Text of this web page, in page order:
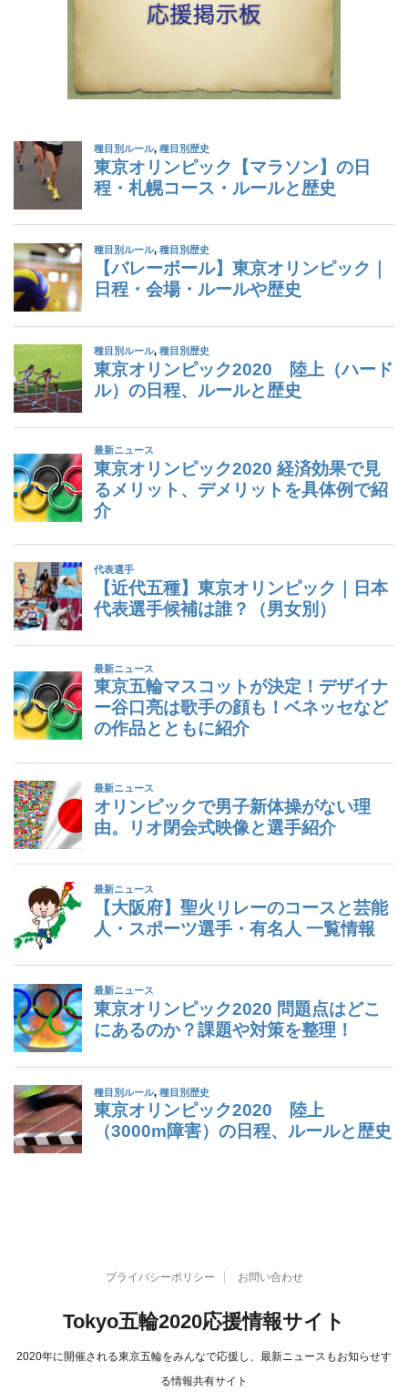
プライバシーポリシー お問い合わせ
Tokyo五輪2020応援情報サイト
2020年に開催される東京五輪をみんなで応援し、最新ニュースもお知らせす
る情報共有サイト